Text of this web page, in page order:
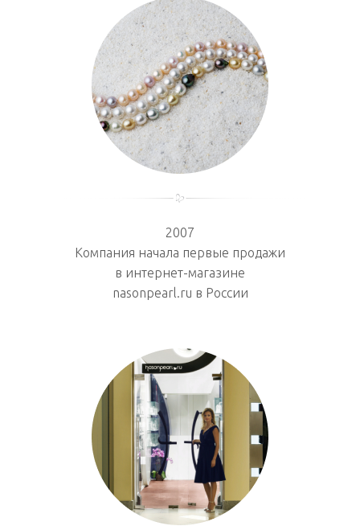
2007
Компания начала первые продажи
в интернет-магазине
nasonpearl.ru в России